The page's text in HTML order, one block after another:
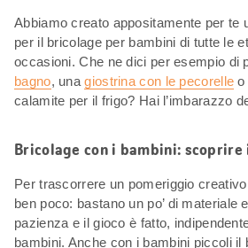
Abbiamo creato appositamente per te
per il bricolage per bambini di tutte le
occasioni. Che ne dici per esempio di
bagno, unagiostrina con le pecorelle o
calamite per il frigo? Hai l’imbarazzo
Bricolage con i bambini:
Per trascorrere un pomeriggio
ben poco: bastano un po’ di materiale
pazienza e il gioco è fatto,
bambini. Anche con i bambini piccoli il